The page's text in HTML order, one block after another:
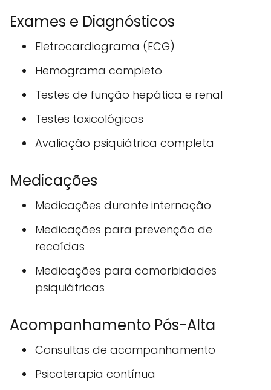
Exames e Diagnósticos
Eletrocardiograma (ECG)
Hemograma completo
Testes de função hepática e renal
Testes toxicológicos
Avaliação psiquiátrica completa
Medicações
Medicações durante internação
Medicações para prevenção de
recaídas
Medicações para comorbidades
psiquiátricas
Acompanhamento Pós-Alta
Consultas de acompanhamento
Psicoterapia contínua